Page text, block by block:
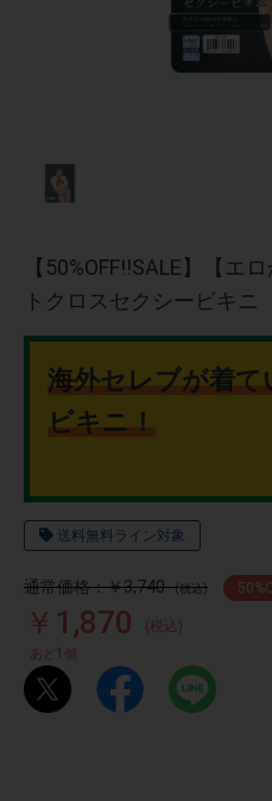
送料無料ライン対象
【50%OFF!!SALE】【エ
トクロスセクシービキニ
海外セレブが着
ビキニ！
通常価格：￥3,740 (税込) 50
￥1,870 (税込)
あと 1 個